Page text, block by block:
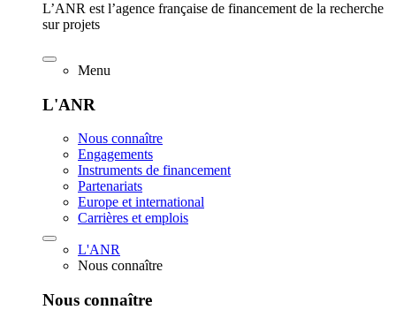
L’ANR est l’agence française de financement de la recherche
sur projets
Menu
L'ANR
Nous connaître
Engagements
Instruments de financement
Partenariats
Europe et international
Carrières et emplois
L'ANR
Nous connaître
Nous connaître